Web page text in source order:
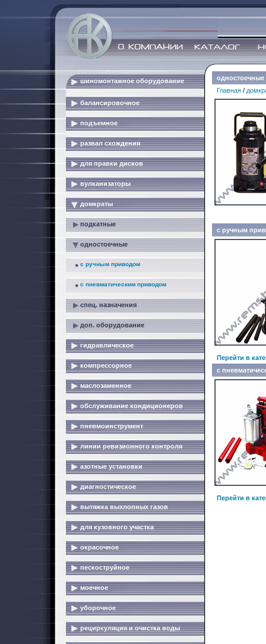
шиномонтажное оборудование
балансировочное
подъемное
развал схождения
для правки дисков
вулканизаторы
домкраты
подкатные
одностоечные
с ручным приводом
с пневматическим приводом
спец. назначения
доп. оборудование
гидравлическое
компрессорное
маслозаменное
обслуживание кондиционеров
пневмоинструмент
линии ревизионного контроля
азотные установки
диагностическое
вытяжка выхлопных газов
для кузовного участка
окрасочное
пескоструйное
моечное
уборочное
рециркуляция и очистка воды
одностоечные
Главная /
с ручным
Перейти в
с
Перейти в